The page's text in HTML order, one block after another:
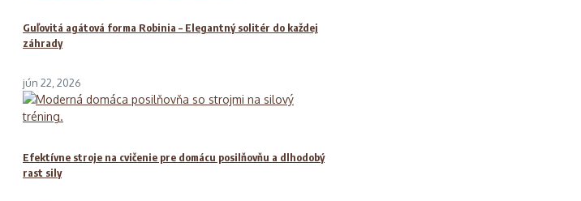
Guľovitá agátová forma Robinia – Elegantný solitér do každej
záhrady
jún 22, 2026
Efektívne stroje na cvičenie pre domácu posilňovňu a dlhodobý
rast sily